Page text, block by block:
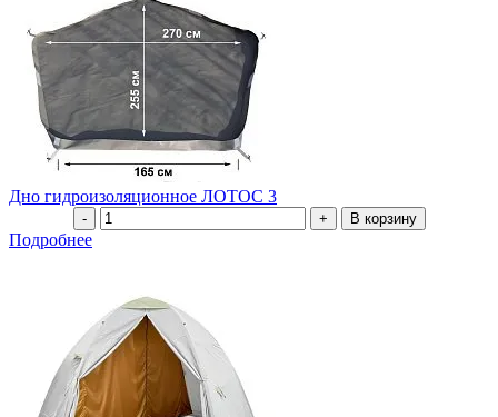
Дно гидроизоляционное ЛОТОС 3
Подробнее